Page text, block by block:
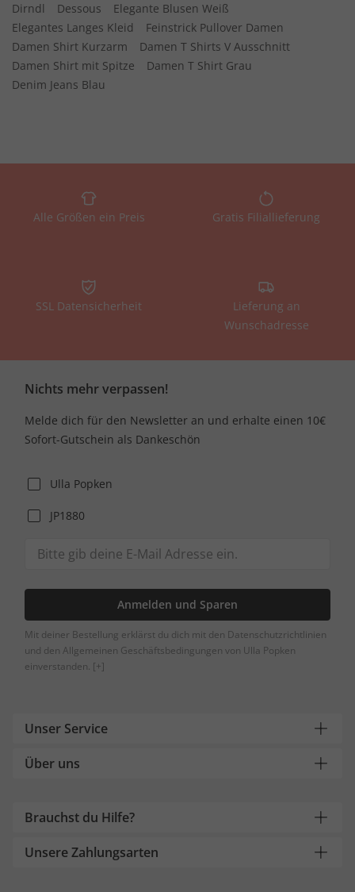
Dirndl Dessous
Elegante Blusen Weiß
Elegantes Langes Kleid
Feinstrick Pullover Damen
Damen Shirt Kurzarm
Damen T Shirts V Ausschnitt
Damen Shirt mit Spitze
Damen T Shirt Grau
Denim Jeans Blau
Alle Größen ein Preis Gratis Filiallieferung
SSL Datensicherheit
Lieferung an
Wunschadresse
Nichts mehr verpassen!
Melde dich für den Newsletter an und erhalte einen 10€
Sofort-Gutschein als Dankeschön
Ulla Popken
JP1880
Anmelden und Sparen
Mit deiner Bestellung erklärst du dich mit den Datenschutzrichtlinien
und den Allgemeinen Geschäftsbedingungen von Ulla Popken
einverstanden. [+]
Unser Service
Über uns
Brauchst du Hilfe?
Unsere Zahlungsarten